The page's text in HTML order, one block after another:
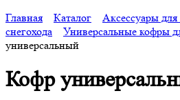
Главная
Каталог Аксессуары для
снегохода
Универсальные кофры
универсальный
Кофр